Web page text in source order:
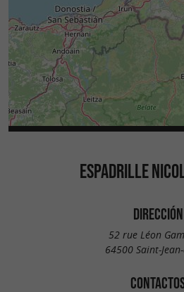
ESPADRILLE
DIRECCIÓN
52 rue Léon
64500 Saint-